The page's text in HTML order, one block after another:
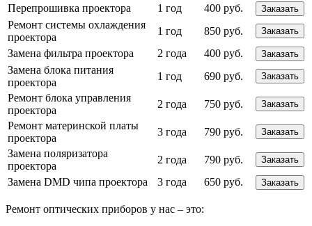
Перепрошивка проектора 1 год 400 руб. Заказать
Ремонт системы охлаждения
проектора
1 год 850 руб. Заказать
Замена фильтра проектора 2 года 400 руб. Заказать
Замена блока питания
проектора
1 год 690 руб. Заказать
Ремонт блока управления
проектора
2 года 750 руб. Заказать
Ремонт материнской платы
проектора
3 года 790 руб. Заказать
Замена поляризатора
проектора
2 года 790 руб. Заказать
Замена DMD чипа проектора 3 года 650 руб. Заказать
Ремонт оптических приборов у нас – это: